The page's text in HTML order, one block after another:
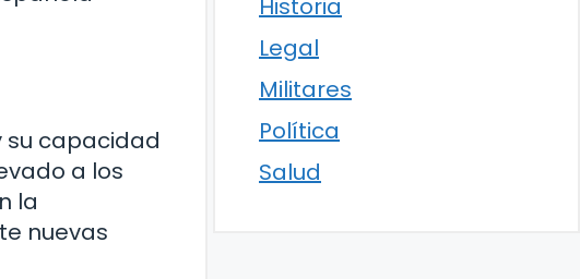
su capacidad
a los
la
nuevas
Historia
Legal
Militares
Política
Salud